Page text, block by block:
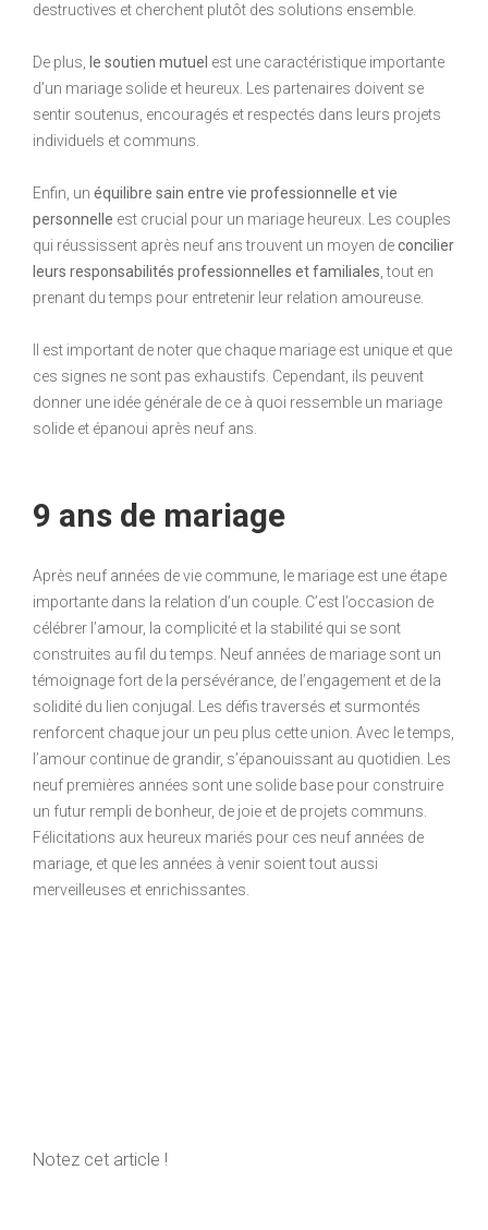
destructives et cherchent plutôt des solutions ensemble.
De plus, le soutien mutuel est une caractéristique importante
d’un mariage solide et heureux. Les partenaires doivent se
sentir soutenus, encouragés et respectés dans leurs projets
individuels et communs.
Enfin, un équilibre sain entre vie professionnelle et vie
personnelle est crucial pour un mariage heureux. Les couples
qui réussissent après neuf ans trouvent un moyen deconcilier
leurs responsabilités professionnelles et familiales , tout en
prenant du temps pour entretenir leur relation amoureuse.
Il est important de noter que chaque mariage est unique et que
ces signes ne sont pas exhaustifs. Cependant, ils peuvent
donner une idée générale de ce à quoi ressemble un mariage
solide et épanoui après neuf ans.
9 ans de mariage
Après neuf années de vie commune, le mariage est une étape
importante dans la relation d’un couple. C’est l’occasion de
célébrer l’amour, la complicité et la stabilité qui se sont
construites au fil du temps. Neuf années de mariage sont un
témoignage fort de la persévérance, de l’engagement et de la
solidité du lien conjugal. Les défis traversés et surmontés
renforcent chaque jour un peu plus cette union. Avec le temps,
l’amour continue de grandir, s’épanouissant au quotidien. Les
neuf premières années sont une solide base pour construire
un futur rempli de bonheur, de joie et de projets communs.
Félicitations aux heureux mariés pour ces neuf années de
mariage, et que les années à venir soient tout aussi
merveilleuses et enrichissantes.
Notez cet article !